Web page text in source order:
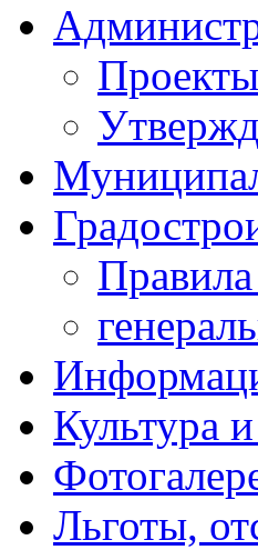
Культура
Льготы,